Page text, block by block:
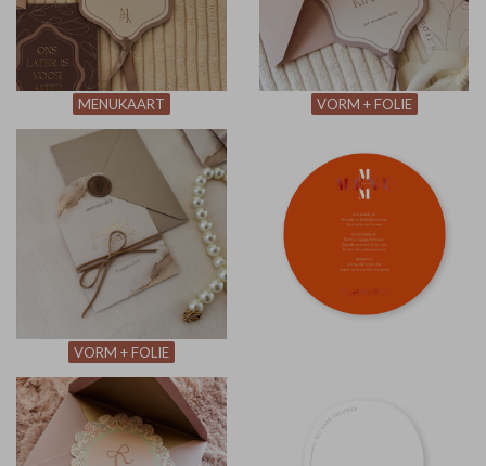
MENUKAART VORM + FOLIE
VORM + FOLIE